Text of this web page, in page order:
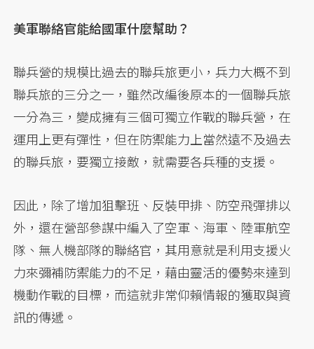
美軍聯絡官能給國軍什麼幫助？
聯兵營的規模比過去的聯兵旅更小，兵力大概不到
聯兵旅的三分之一，雖然改編後原本的一個聯兵旅
一分為三，變成擁有三個可獨立作戰的聯兵營，在
運用上更有彈性，但在防禦能力上當然遠不及過去
的聯兵旅，要獨立接敵，就需要各兵種的支援。
因此，除了增加狙擊班、反裝甲排、防空飛彈排以
外，還在營部參謀中編入了空軍、海軍、陸軍航空
隊、無人機部隊的聯絡官，其用意就是利用支援火
力來彌補防禦能力的不足，藉由靈活的優勢來達到
機動作戰的目標，而這就非常仰賴情報的獲取與資
訊的傳遞。